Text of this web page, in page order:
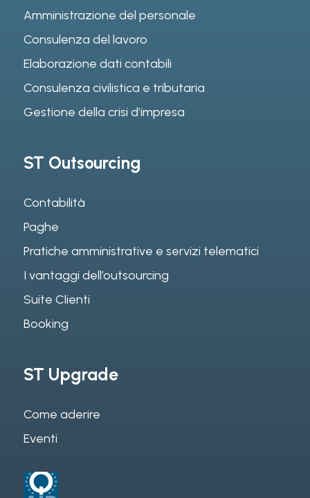
Amministrazione del personale
Consulenza del lavoro
Elaborazione dati contabili
Consulenza civilistica e tributaria
Gestione della crisi d’impresa
ST Outsourcing
Contabilità
Paghe
Pratiche amministrative e servizi telematici
I vantaggi dell’outsourcing
Suite Clienti
Booking
ST Upgrade
Come aderire
Eventi